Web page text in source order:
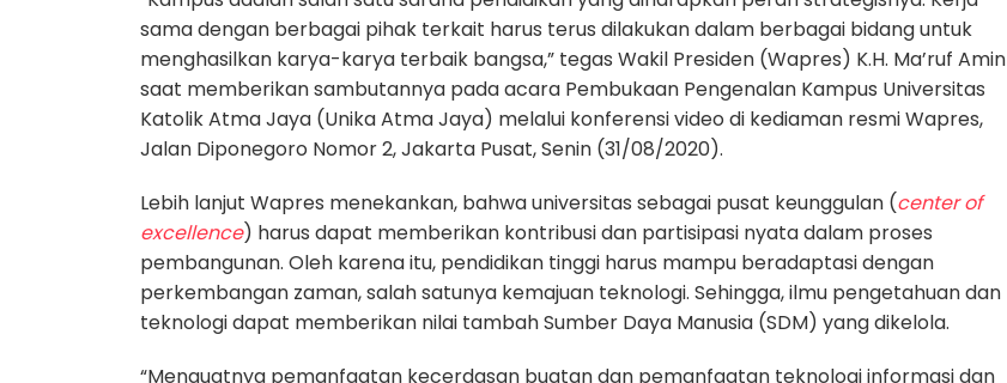
sama dengan berbagai pihak terkait harus terus dilakukan dalam berbagai bidang untuk
menghasilkan karya-karya terbaik bangsa,” tegas Wakil Presiden (Wapres) K.H. Ma’ruf Amin
saat memberikan sambutannya pada acara Pembukaan Pengenalan Kampus Universitas
Katolik Atma Jaya (Unika Atma Jaya) melalui konferensi video di kediaman resmi Wapres,
Jalan Diponegoro Nomor 2, Jakarta Pusat, Senin (31/08/2020).
Lebih lanjut Wapres menekankan, bahwa universitas sebagai pusat keunggulan (center of
excellence) harus dapat memberikan kontribusi dan partisipasi nyata dalam proses
pembangunan. Oleh karena itu, pendidikan tinggi harus mampu beradaptasi dengan
perkembangan zaman, salah satunya kemajuan teknologi. Sehingga, ilmu pengetahuan dan
teknologi dapat memberikan nilai tambah Sumber Daya Manusia (SDM) yang dikelola.
“Menguatnya pemanfaatan kecerdasan buatan dan pemanfaatan teknologi informasi dan